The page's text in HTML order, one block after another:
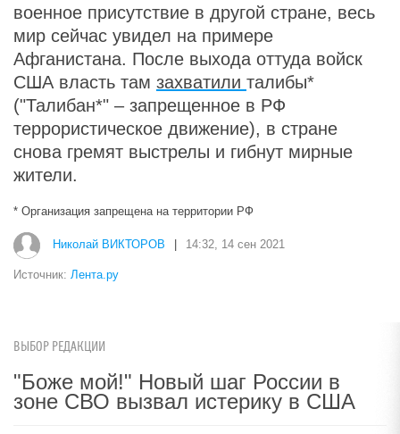
военное присутствие в другой стране, весь
мир сейчас увидел на примере
Афганистана. После выхода оттуда войск
США власть там захватили талибы*
("Талибан*" – запрещенное в РФ
террористическое движение), в стране
снова гремят выстрелы и гибнут мирные
жители.
* Организация запрещена на территории РФ
Николай ВИКТОРОВ 14:32, 14 сен 2021
Источник: Лента.ру
ВЫБОР РЕДАКЦИИ
"Боже мой!" Новый шаг России в
зоне СВО вызвал истерику в США